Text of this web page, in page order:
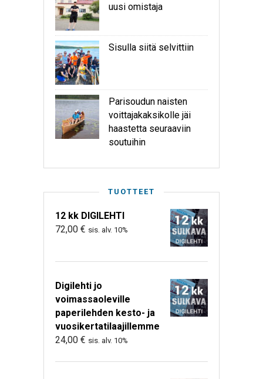
uusi omistaja
Sisulla siitä selvittiin
Parisoudun naisten
voittajakaksikolle jäi
haastetta seuraaviin
soutuihin
TUOTTEET
12 kk DIGILEHTI
72,00 € sis. alv. 10%
Digilehti jo
voimassaoleville
paperilehden kesto- ja
vuosikertatilaajillemme
24,00 € sis. alv. 10%